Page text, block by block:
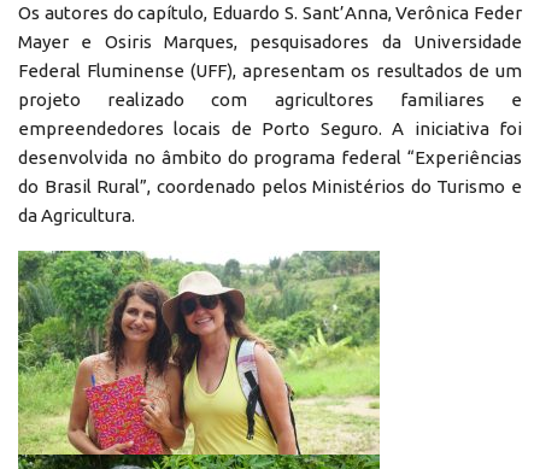
Os autores do capítulo, Eduardo S. Sant’Anna, Verônica Feder
Mayer e Osiris Marques, pesquisadores da Universidade
Federal Fluminense (UFF), apresentam os resultados de um
projeto realizado com agricultores familiares e
empreendedores locais de Porto Seguro. A iniciativa foi
desenvolvida no âmbito do programa federal “Experiências
do Brasil Rural”, coordenado pelos Ministérios do Turismo e
da Agricultura.